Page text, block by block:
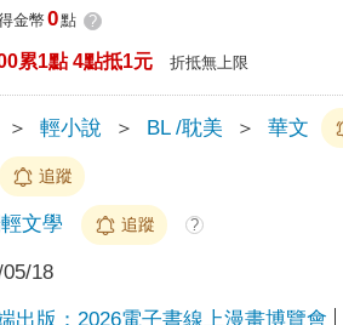
金幣 0點 ?
累1點 4點抵1元 折抵無上限
＞ 輕小說 ＞ BL /耽美 ＞ 華文
追蹤
文學 追蹤 ?
18
出版：2026電子書線上漫畫博覽會